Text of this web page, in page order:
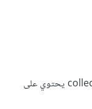
احاول عمل اتصال مع قاعدة الفايربيز لدي collection يحتوي على